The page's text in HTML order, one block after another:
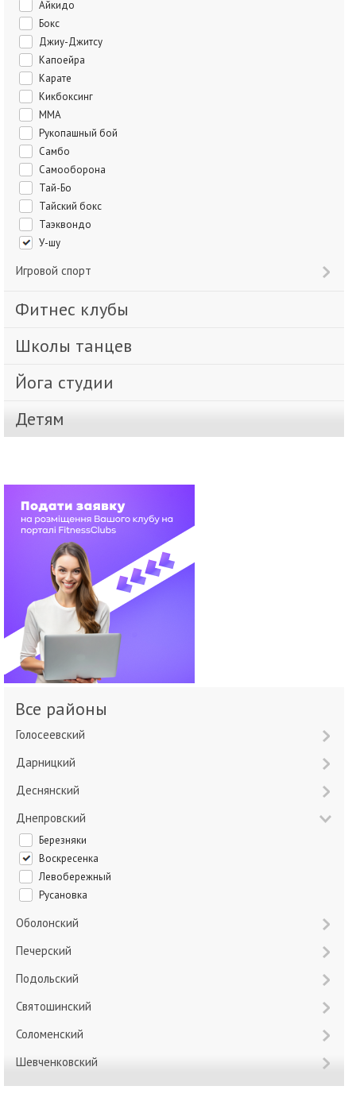
Айкидо
Бокс
Джиу-Джитсу
Капоейра
Карате
Кикбоксинг
ММА
Рукопашный бой
Самбо
Самооборона
Тай-Бо
Тайский бокс
Таэквондо
У-шу
Игровой спорт
Фитнес клубы
Школы танцев
Йога студии
Детям
Все районы
Голосеевский
Дарницкий
Деснянский
Днепровский
Березняки
Воскресенка
Левобережный
Русановка
Оболонский
Печерский
Подольский
Святошинский
Соломенский
Шевченковский